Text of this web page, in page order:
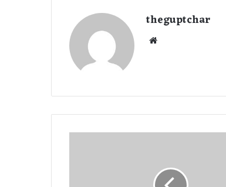
theguptchar